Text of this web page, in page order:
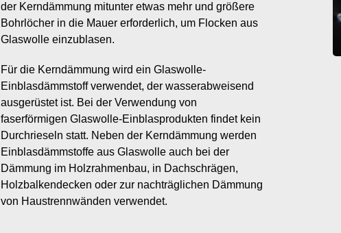
der Kerndämmung mitunter etwas mehr und größere
Bohrlöcher in die Mauer erforderlich, um Flocken aus
Glaswolle einzublasen.
Für die Kerndämmung wird ein Glaswolle-
Einblasdämmstoff verwendet, der wasserabweisend
ausgerüstet ist. Bei der Verwendung von
faserförmigen Glaswolle-Einblasprodukten findet kein
Durchrieseln statt. Neben der Kerndämmung werden
Einblasdämmstoffe aus Glaswolle auch bei der
Dämmung im Holzrahmenbau, in Dachschrägen,
Holzbalkendecken oder zur nachträglichen Dämmung
von Haustrennwänden verwendet.